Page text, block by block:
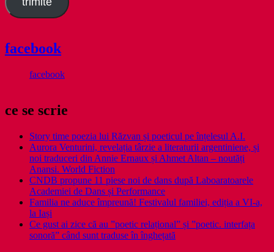
facebook
facebook
ce se scrie
Story time poezia lui Răzvan și poeticul pe înțelesul A.I.
Aurora Venturini, revelația târzie a literaturii argentiniene, și
noi traduceri din Annie Ernaux și Ahmet Altan – noutăți
Anansi. World Fiction
CNDB propune 11 piese noi de dans după Laboaratoarele
Academiei de Dans și Performance
Familia ne aduce împreună! Festivalul familiei, ediția a VI-a,
la Iași
Ce gust ai zice că au ”poetic relațional” și ”poetic. interfața
sonoră” când sunt traduse în înghețată